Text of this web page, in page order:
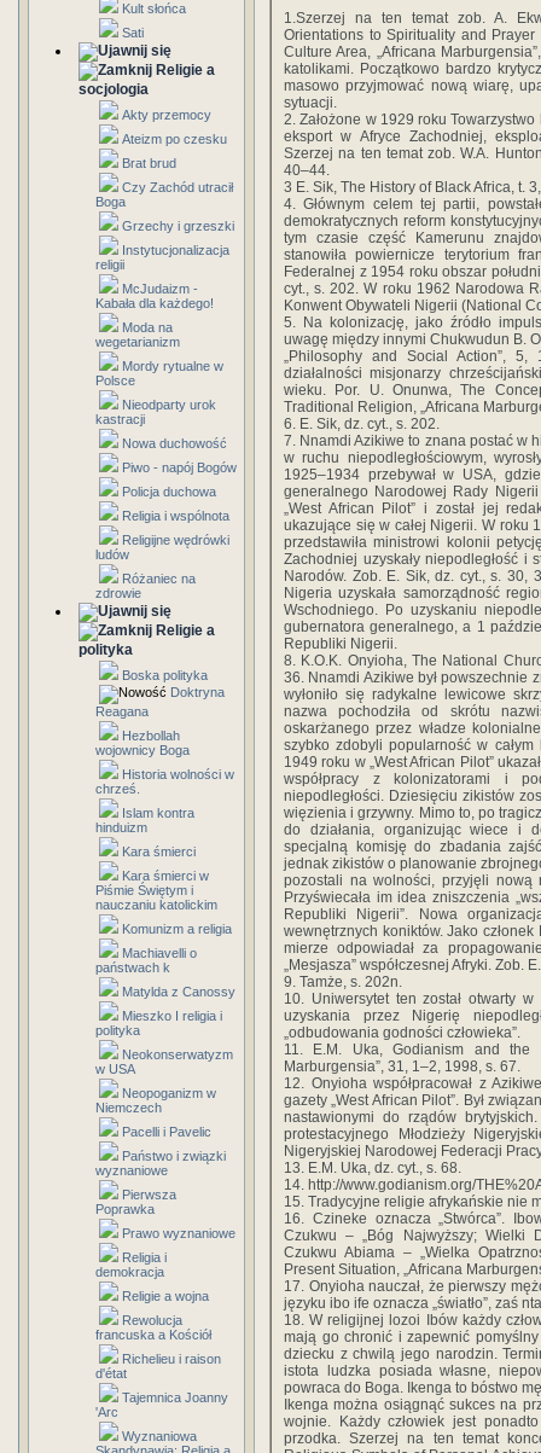
Kult słońca
Sati
Religie a
socjologia
Akty przemocy
Ateizm po czesku
Brat brud
Czy Zachód utracił
Boga
Grzechy i grzeszki
Instytucjonalizacja
religii
McJudaizm -
Kabała dla każdego!
Moda na
wegetarianizm
Mordy rytualne w
Polsce
Nieodparty urok
kastracji
Nowa duchowość
Piwo - napój Bogów
Policja duchowa
Religia i wspólnota
Religijne wędrówki
ludów
Różaniec na
zdrowie
Religie a
polityka
Boska polityka
Doktryna
Reagana
Hezbollah
wojownicy Boga
Historia wolności w
chrześ.
Islam kontra
hinduizm
Kara śmierci
Kara śmierci w
Piśmie Świętym i
nauczaniu katolickim
Komunizm a religia
Machiavelli o
państwach k
Matylda z Canossy
Mieszko I religia i
polityka
Neokonserwatyzm
w USA
Neopoganizm w
Niemczech
Pacelli i Pavelic
Państwo i związki
wyznaniowe
Pierwsza
Poprawka
Prawo wyznaniowe
Religia i
demokracja
Religie a wojna
Rewolucja
francuska a Kościół
Richelieu i raison
d'état
Tajemnica Joanny
'Arc
Wyznaniowa
1.Szerzej na ten temat zob. A.
Orientations to Spirituality and
Culture Area, „Africana
katolikami. Początkowo bardzo
masowo przyjmować nową wiarę,
sytuacji.
2. Założone w 1929 roku
eksport w Afryce Zachodniej,
Szerzej na ten temat zob. W.A.
40–44.
3 E. Sik, The History of Black Africa, t.
4. Głównym celem tej partii,
demokratycznych reform
tym czasie część Kamerunu
stanowiła powiernicze terytorium
Federalnej z 1954 roku obszar
cyt., s. 202. W roku 1962 Narodowa
Konwent Obywateli Nigerii (National
5. Na kolonizację, jako źródło
uwagę między innymi Chukwudun B.
„Philosophy and Social Action”,
działalności misjonarzy
wieku. Por. U. Onunwa, The
Traditional Religion, „Africana
6. E. Sik, dz. cyt., s. 202.
7. Nnamdi Azikiwe to znana postać w
w ruchu niepodległościowym,
1925–1934 przebywał w USA,
generalnego Narodowej Rady
„West African Pilot” i został jej
ukazujące się w całej Nigerii. W roku
przedstawiła ministrowi kolonii
Zachodniej uzyskały niepodległość i
Narodów. Zob. E. Sik, dz. cyt., s. 30,
Nigeria uzyskała samorządność
Wschodniego. Po uzyskaniu
gubernatora generalnego, a 1
Republiki Nigerii.
8. K.O.K. Onyioha, The National
36. Nnamdi Azikiwe był powszechnie
wyłoniło się radykalne lewicowe
nazwa pochodziła od skrótu
oskarżanego przez władze
szybko zdobyli popularność w
1949 roku w „West African Pilot”
współpracy z kolonizatorami i
niepodległości. Dziesięciu zikistów
więzienia i grzywny. Mimo to, po
do działania, organizując wiece i
specjalną komisję do zbadania
jednak zikistów o planowanie
pozostali na wolności, przyjęli nową
Przyświecała im idea zniszczenia
Republiki Nigerii”. Nowa
wewnętrznych koniktów. Jako
mierze odpowiadał za
„Mesjasza” współczesnej Afryki. Zob.
9. Tamże, s. 202n.
10. Uniwersytet ten został otwarty
uzyskania przez Nigerię
„odbudowania godności człowieka”.
11. E.M. Uka, Godianism and the
Marburgensia”, 31, 1–2, 1998, s. 67.
12. Onyioha współpracował z
gazety „West African Pilot”. Był
nastawionymi do rządów
protestacyjnego Młodzieży
Nigeryjskiej Narodowej Federacji
13. E.M. Uka, dz. cyt., s. 68.
14. http://www.godianism.org/
15. Tradycyjne religie afrykańskie nie
16. Czineke oznacza „Stwórca”.
Czukwu – „Bóg Najwyższy; Wielki
Czukwu Abiama – „Wielka
Present Situation, „Africana
17. Onyioha nauczał, że pierwszy
języku ibo ife oznacza „światło”, zaś nta
18. W religijnej lozoi Ibów każdy
mają go chronić i zapewnić
dziecku z chwilą jego narodzin.
istota ludzka posiada własne,
powraca do Boga. Ikenga to bóstwo
Ikenga można osiągnąć sukces na
wojnie. Każdy człowiek jest
przodka. Szerzej na ten temat